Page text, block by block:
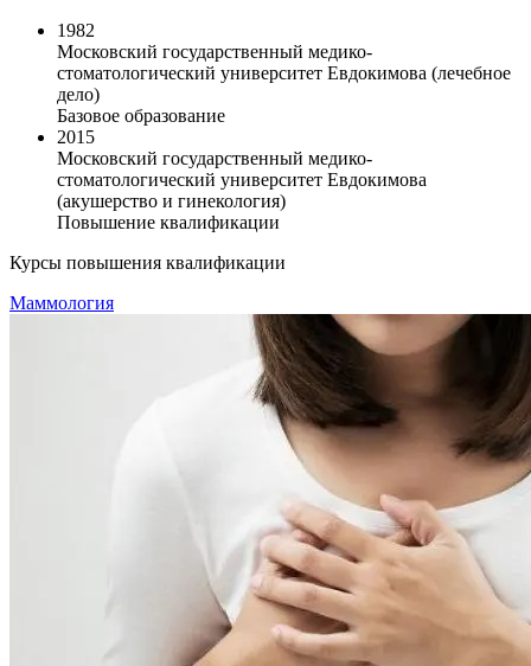
1982
Московский государственный медико-
стоматологический университет Евдокимова (лечебное
дело)
Базовое образование
2015
Московский государственный медико-
стоматологический университет Евдокимова
(акушерство и гинекология)
Повышение квалификации
Курсы повышения квалификации
Маммология